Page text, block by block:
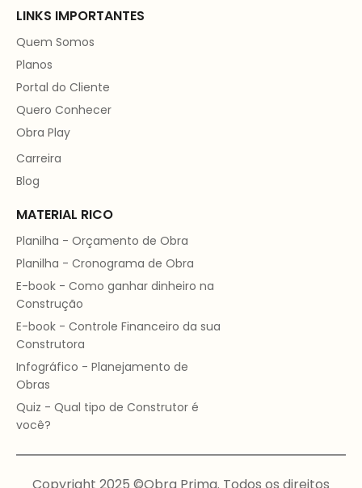
LINKS IMPORTANTES
Quem Somos
Planos
Portal do Cliente
Quero Conhecer
Obra Play
Carreira
Blog
MATERIAL RICO
Planilha - Orçamento de Obra
Planilha - Cronograma de Obra
E-book - Como ganhar dinheiro na
Construção
E-book - Controle Financeiro da sua
Construtora
Infográfico - Planejamento de
Obras
Quiz - Qual tipo de Construtor é
você?